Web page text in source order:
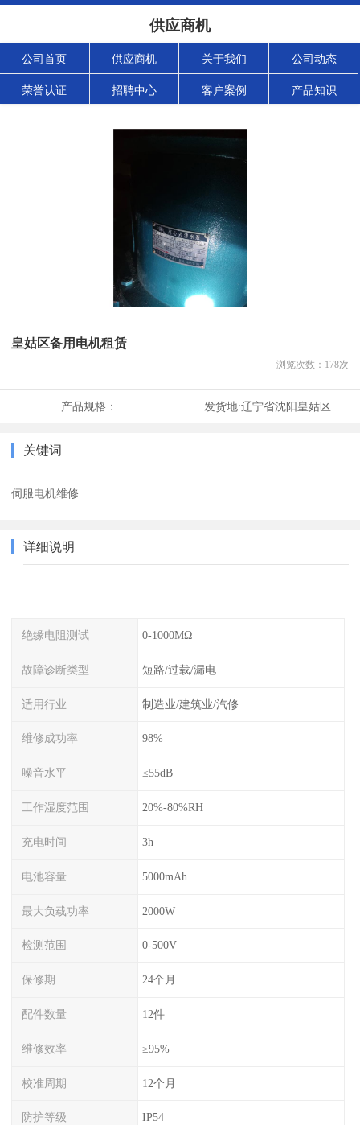
供应商机
公司首页 供应商机 关于我们 公司动态
荣誉认证 招聘中心 客户案例 产品知识
皇姑区备用电机租赁
浏览次数： 178次
产品规格： 发货地:辽宁省沈阳皇姑区
关键词
伺服电机维修
详细说明
绝缘电阻测试 0-1000MΩ
故障诊断类型 短路/过载/漏电
适用行业 制造业/建筑业/汽修
维修成功率 98%
噪音水平 ≤55dB
工作湿度范围 20%-80%RH
充电时间 3h
电池容量 5000mAh
最大负载功率 2000W
检测范围 0-500V
保修期 24个月
配件数量 12件
维修效率 ≥95%
校准周期 12个月
防护等级 IP54